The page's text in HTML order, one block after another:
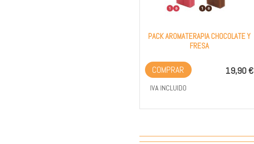
PACK AROMATERAPIA CHOCOLATE Y
FRESA
19,90 €
COMPRAR
IVA INCLUIDO